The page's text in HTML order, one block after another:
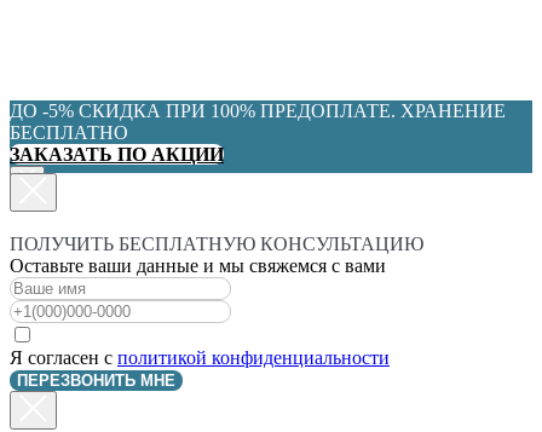
ДО -5% СКИДКА ПРИ 100% ПРЕДОПЛАТЕ. ХРАНЕНИЕ
БЕСПЛАТНО
ЗАКАЗАТЬ ПО АКЦИИ
ПОЛУЧИТЬ БЕСПЛАТНУЮ КОНСУЛЬТАЦИЮ
Оставьте ваши данные и мы свяжемся с вами
Я согласен с политикой конфиденциальности
ПЕРЕЗВОНИТЬ МНЕ